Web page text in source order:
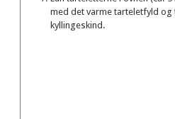
med det varme tarteletfyld
kyllingeskind.